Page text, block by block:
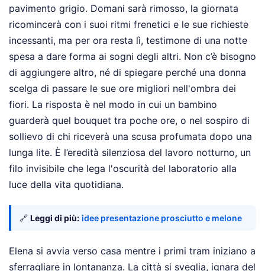
pavimento grigio. Domani sarà rimosso, la giornata
ricomincerà con i suoi ritmi frenetici e le sue richieste
incessanti, ma per ora resta lì, testimone di una notte
spesa a dare forma ai sogni degli altri. Non c’è bisogno
di aggiungere altro, né di spiegare perché una donna
scelga di passare le sue ore migliori nell'ombra dei
fiori. La risposta è nel modo in cui un bambino
guarderà quel bouquet tra poche ore, o nel sospiro di
sollievo di chi riceverà una scusa profumata dopo una
lunga lite. È l’eredità silenziosa del lavoro notturno, un
filo invisibile che lega l'oscurità del laboratorio alla
luce della vita quotidiana.
🔗 Leggi di più: idee presentazione prosciutto e melone
Elena si avvia verso casa mentre i primi tram iniziano a
sferragliare in lontananza. La città si sveglia, ignara del